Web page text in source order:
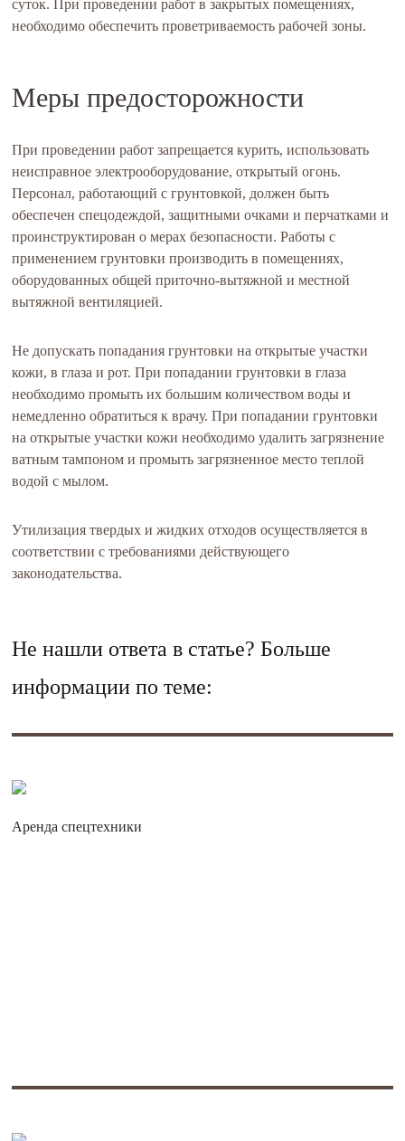
суток. При проведении работ в закрытых помещениях,
необходимо обеспечить проветриваемость рабочей зоны.
Меры предосторожности
При проведении работ запрещается курить, использовать
неисправное электрооборудование, открытый огонь.
Персонал, работающий с грунтовкой, должен быть
обеспечен спецодеждой, защитными очками и перчатками и
проинструктирован о мерах безопасности. Работы с
применением грунтовки производить в помещениях,
оборудованных общей приточно-вытяжной и местной
вытяжной вентиляцией.
Не допускать попадания грунтовки на открытые участки
кожи, в глаза и рот. При попадании грунтовки в глаза
необходимо промыть их большим количеством воды и
немедленно обратиться к врачу. При попадании грунтовки
на открытые участки кожи необходимо удалить загрязнение
ватным тампоном и промыть загрязненное место теплой
водой с мылом.
Утилизация твердых и жидких отходов осуществляется в
соответствии с требованиями действующего
законодательства.
Не нашли ответа в статье? Больше
информации по теме:
Аренда спецтехники